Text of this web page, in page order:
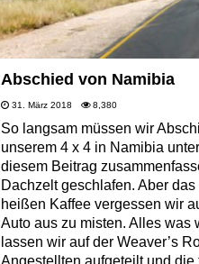
Abschied von Namibia
31. März 2018 8,380
So langsam müssen wir
unserem 4 x 4 in Namibia
diesem Beitrag
Dachzelt geschlafen. Aber
heißen Kaffee vergessen wir
Auto aus zu misten. Alles was
lassen wir auf der Weaver’s
Angestellten aufgeteilt und